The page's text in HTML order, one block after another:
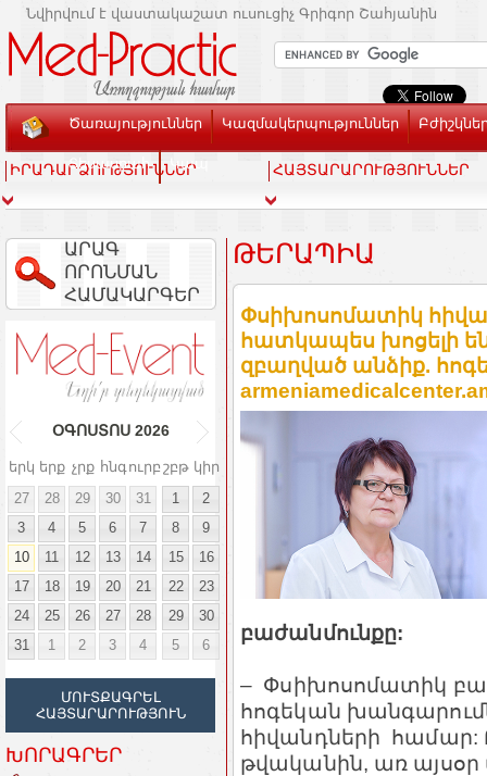
Նվիրվում է վաստակաշատ ուսուցիչ Գրիգոր Շահյանին
Ծառայություններ Կազմակերպություններ
Տեսասրահ Կապ
ԻՐԱԴԱՐՁՈՒԹՅՈՒՆՆԵՐ ՀԱՅՏԱՐԱՐՈՒԹՅՈՒՆՆԵՐ
ԱՐԱԳ
ՈՐՈՆՄԱՆ
ՀԱՄԱԿԱՐԳԵՐ
ՕԳՈՍՏՈՍ 2026
երկ երք չրք հնգուրբ շբթ կիր
27
28 29 30 31 1
2
3
4 5 6 7 8
9
10
11 12 13 14 15
16
17
18 19 20 21 22
23
24
25 26 27 28 29
30
31
1 2 3 4 5 6
ՄՈՒՏՔԱԳՐԵԼ
ՀԱՅՏԱՐԱՐՈՒԹՅՈՒՆ
ԽՈՐԱԳՐԵՐ
ԹԵՐԱՊԻԱ
Փսիխոսոմատիկ
հատկապես խոցելի
զբաղված անձիք.
բաժանմունքը:
– Փսիխոսոմատիկ
հոգեկան
հիվանդների համար:
թվականին, առ այսօր